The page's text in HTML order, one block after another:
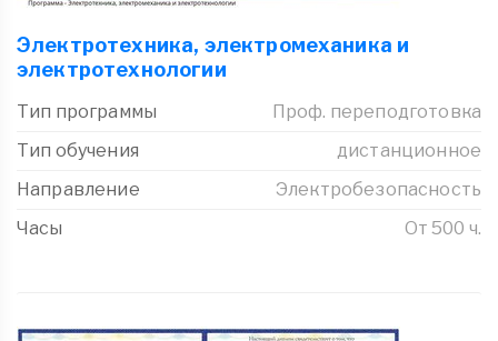
Электротехника, электромеханика и
электротехнологии
Тип программы
Проф. переподготовка
Тип обучения
дистанционное
Направление
Электробезопасность
Часы
От 500 ч.